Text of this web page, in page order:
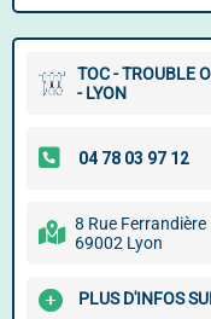
TOC - TROUBLE
- LYON
8 Rue Ferrandière
69002 Lyon
PLUS D'INFOS